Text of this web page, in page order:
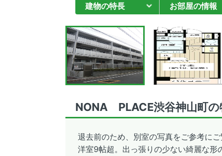
銀座線 渋谷駅 徒歩18
半蔵門線 渋谷駅 徒歩
井の頭線 渋谷駅 徒歩
建物の特長 お部屋の情報
NONA PLACE渋谷神山町の
退去前のため、別室の写真をご参考に
洋室9帖超。出っ張りの少ない綺麗な形